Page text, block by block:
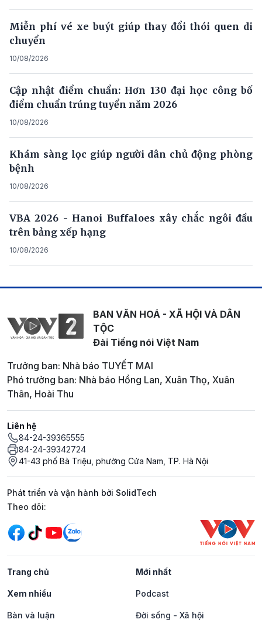
Miễn phí vé xe buýt giúp thay đổi thói quen di
chuyển
10/08/2026
Cập nhật điểm chuẩn: Hơn 130 đại học công bố
điểm chuẩn trúng tuyển năm 2026
10/08/2026
Khám sàng lọc giúp người dân chủ động phòng
bệnh
10/08/2026
VBA 2026 - Hanoi Buffaloes xây chắc ngôi đầu
trên bảng xếp hạng
10/08/2026
BAN VĂN HOÁ - XÃ HỘI VÀ DÂN
TỘC
Đài Tiếng nói Việt Nam
Trưởng ban: Nhà báo TUYẾT MAI
Phó trưởng ban: Nhà báo Hồng Lan, Xuân Thọ, Xuân
Thân, Hoài Thu
Liên hệ
84-24-39365555
84-24-39342724
41-43 phố Bà Triệu, phường Cửa Nam, TP. Hà Nội
Phát triển và vận hành bởi SolidTech
Mạng xã hội
Theo dõi:
Trang chủ Mới nhất
Xem nhiều Podcast
Bàn và luận Đời sống - Xã hội